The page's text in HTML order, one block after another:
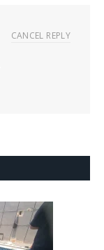
CANCEL REPLY